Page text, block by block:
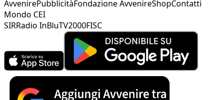
AvvenirePubblicitàFondazione AvvenireShopContatti
Mondo CEI
SIRRadio InBluTV2000FISC